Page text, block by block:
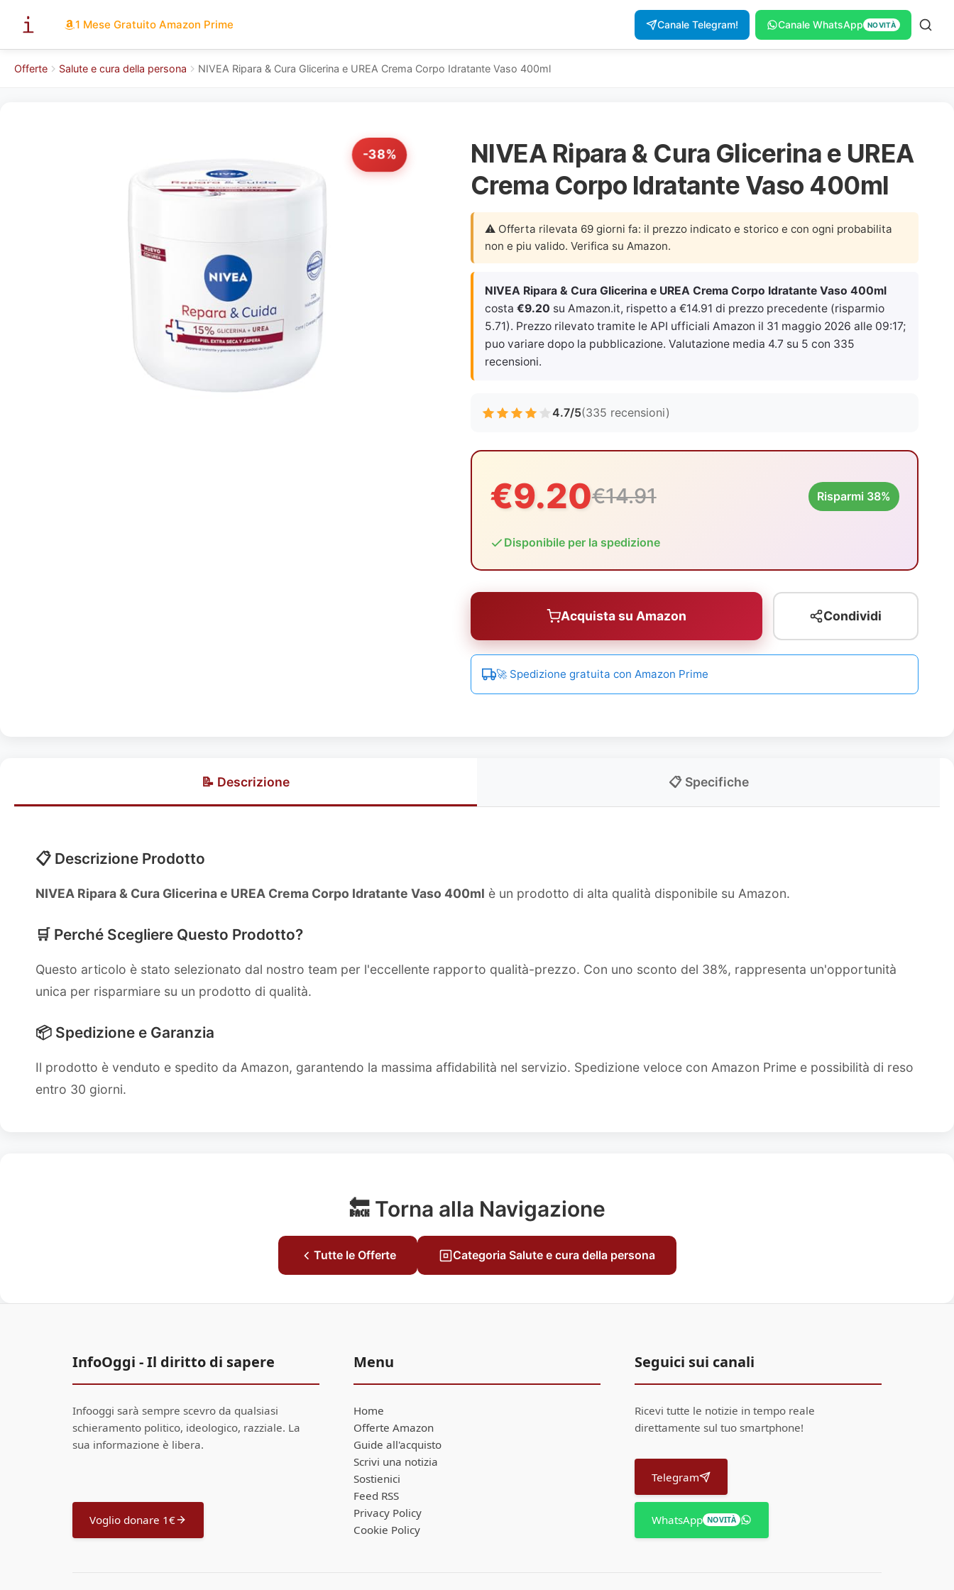
1 Mese Gratuito Amazon Prime Canale Telegram! Canale WhatsApp NOVITÀ
Offerte Salute e cura della persona NIVEA Ripara & Cura Glicerina e UREA Crema Corpo Idratante Vaso 400ml
-38%
NIVEA Ripara & Cura Glicerina e UREA
Crema Corpo Idratante Vaso 400ml
⚠️ Offerta rilevata 69 giorni fa: il prezzo indicato e storico e con ogni probabilita
non e piu valido. Verifica su Amazon.
NIVEA Ripara & Cura Glicerina e UREA Crema Corpo Idratante Vaso 400ml
costa €9.20 su Amazon.it, rispetto a €14.91 di prezzo precedente (risparmio
5.71). Prezzo rilevato tramite le API ufficiali Amazon il 31 maggio 2026 alle 09:17;
puo variare dopo la pubblicazione. Valutazione media 4.7 su 5 con 335
recensioni.
4.7/5(335 recensioni)
€9.20€14.91 Risparmi 38%
Disponibile per la spedizione
Acquista su Amazon Condividi
🚀 Spedizione gratuita con Amazon Prime
📝 Descrizione 📋 Specifiche
📋 Descrizione Prodotto
NIVEA Ripara & Cura Glicerina e UREA Crema Corpo Idratante Vaso 400ml è un prodotto di alta qualità disponibile su Amazon.
🛒 Perché Scegliere Questo Prodotto?
Questo articolo è stato selezionato dal nostro team per l'eccellente rapporto qualità-prezzo. Con uno sconto del 38%, rappresenta un'opportunità
unica per risparmiare su un prodotto di qualità.
📦 Spedizione e Garanzia
Il prodotto è venduto e spedito da Amazon, garantendo la massima affidabilità nel servizio. Spedizione veloce con Amazon Prime e possibilità di reso
entro 30 giorni.
🔙 Torna alla Navigazione
Tutte le Offerte Categoria Salute e cura della persona
InfoOggi - Il diritto di sapere
Infooggi sarà sempre scevro da qualsiasi
schieramento politico, ideologico, razziale. La
sua informazione è libera.
Voglio donare 1€
Menu
Home
Offerte Amazon
Guide all'acquisto
Scrivi una notizia
Sostienici
Feed RSS
Privacy Policy
Cookie Policy
Seguici sui canali
Ricevi tutte le notizie in tempo reale
direttamente sul tuo smartphone!
Telegram
WhatsApp NOVITÀ